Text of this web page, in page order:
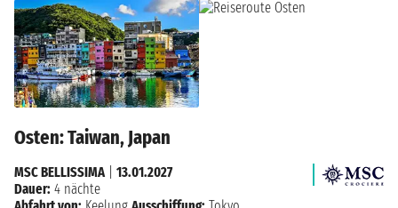
Osten: Taiwan, Japan
MSC BELLISSIMA
13.01.2027
Dauer: 4 nächte